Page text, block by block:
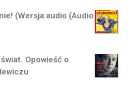
(Wersja audio (Audio
Opowieść o